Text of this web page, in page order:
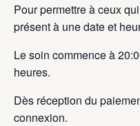
Pour permettre à ceux
présent à une date et
Le soin commence à
heures.
Dès réception du
connexion.